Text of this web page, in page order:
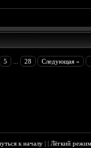
5 28 Следующая »
к началу ||Лёгкий